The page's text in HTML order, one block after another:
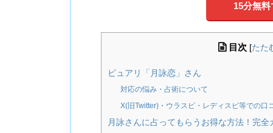
15分無
目次 [たた
ピュアリ「月詠恋」さん
対応の悩み・占術について
X(旧Twitter)・ウラスピ・レディスピ等での口
月詠さんに占ってもらうお得な方法！完全